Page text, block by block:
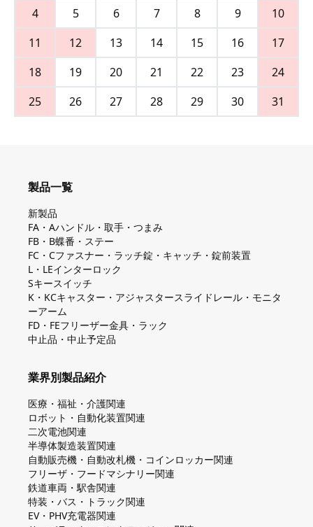
4
5 6 7 8 9
10
11
12 13 14 15 16
17
18
19 20 21 22 23
24
25
26 27 28 29 30 31
製品一覧
新製品
FA・Aハンドル・取手・つまみ
FB・B蝶番・ステー
FC・Cファスナー・ラッチ錠・キャッチ・錠前装置
L・LEインターロック
Sキースイッチ
K・KCキャスター・アジャスタースライドレール・モニタ
ーアーム
FD・FEフリーザー金具・ラック
中止品・中止予定品
業界別製品紹介
医療・福祉・介護関連
ロボット・自動化装置関連
二次電池関連
半導体製造装置関連
自動販売機・自動改札機・コインロッカー関連
フリーザ・フードマシナリー関連
鉄道車両・駅舎関連
特装・バス・トラック関連
EV・PHV充電器関連